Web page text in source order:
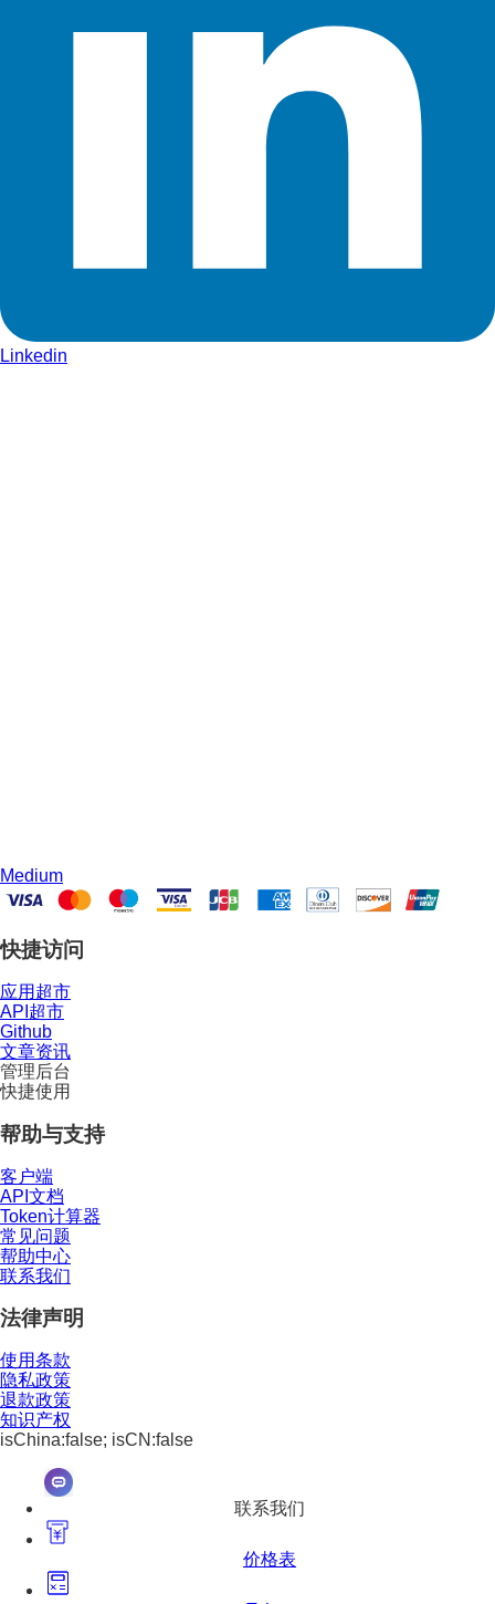
Linkedin
Medium
快捷访问
应用超市
API超市
Github
文章资讯
管理后台
快捷使用
帮助与支持
客户端
API文档
Token计算器
常见问题
帮助中心
联系我们
法律声明
使用条款
隐私政策
退款政策
知识产权
isChina:false; isCN:false
联系我们
价格表